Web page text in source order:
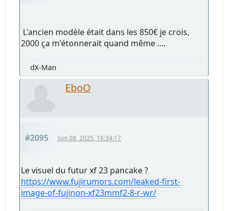
L'ancien modèle était dans les 850€ je crois,
2000 ça m'étonnerait quand même ....
dX-Man
EboO
#2095 Juin 08, 2025, 16:34:17
Le visuel du futur xf 23 pancake ?
https://www.fujirumors.com/leaked-first-
image-of-fujinon-xf23mmf2-8-r-wr/